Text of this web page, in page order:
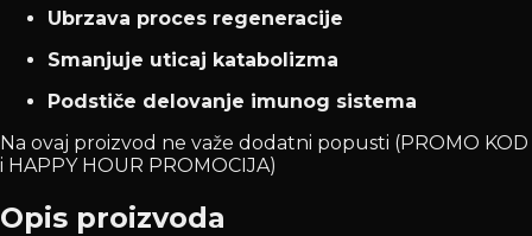
Ubrzava proces regeneracije
Smanjuje uticaj katabolizma
Podstiče delovanje imunog sistema
Na ovaj proizvod ne važe dodatni popusti (PROMO KOD
i HAPPY HOUR PROMOCIJA)
Opis proizvoda